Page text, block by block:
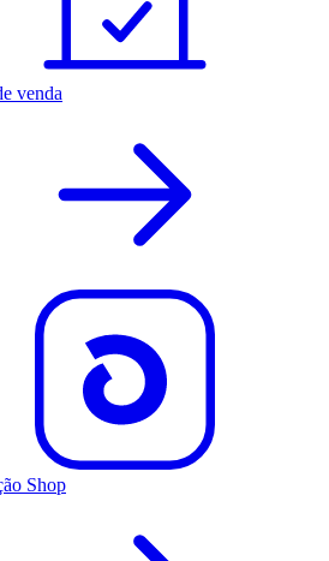
venda
Shop